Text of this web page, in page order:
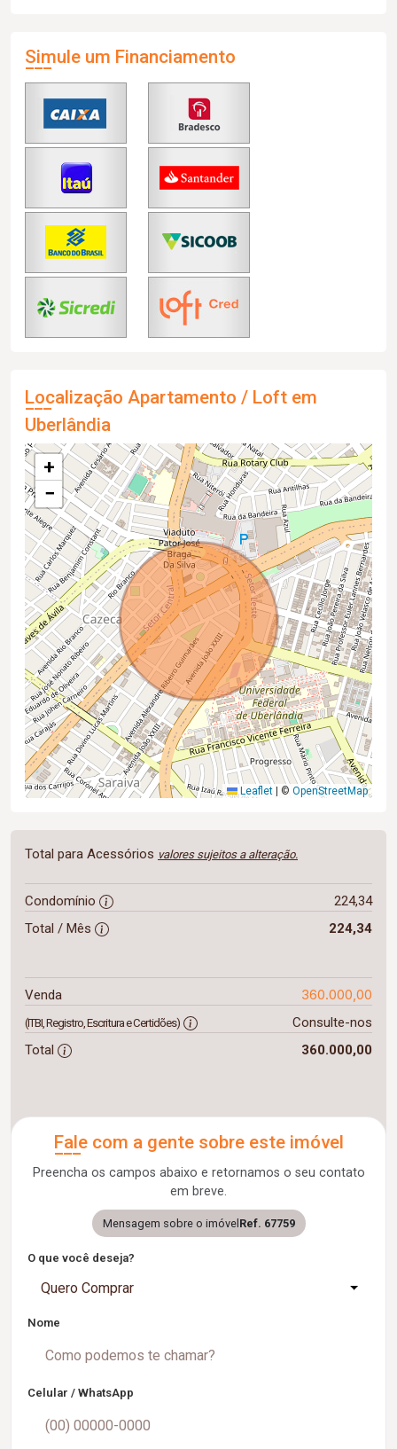
Simule um Financiamento
Localização Apartamento / Loft em
Uberlândia
+
−
Leaflet © OpenStreetMap
Total para Acessórios valores sujeitos a alteração.
Condomínio
224,34
Total / Mês
224,34
Venda 360.000,00
(ITBI, Registro, Escritura e Certidões)
Consulte-nos
Total
360.000,00
Fale com a gente sobre este imóvel
Preencha os campos abaixo e retornamos o seu contato
em breve.
Mensagem sobre o imóvel Ref. 67759
O que você deseja?
Quero Comprar
Nome
Celular / WhatsApp